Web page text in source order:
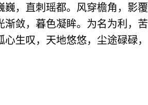
，直刺瑶都。风穿檐角，影覆
敛，暮色凝眸。为名为利，苦
生叹，天地悠悠，尘途碌碌，